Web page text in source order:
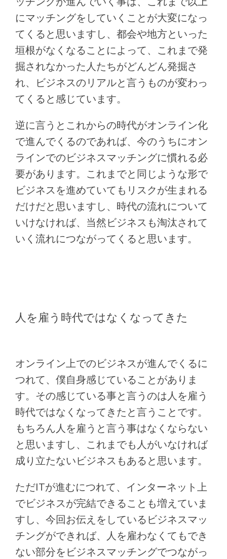
にマッチングをしていくことが大変になっ
てくると思いますし、都会や地方といった
垣根がなくなることによって、これまで発
掘されなかった人たちがどんどん発掘さ
れ、ビジネスのリアルと言うものが変わっ
てくると感じています。
逆に言うとこれからの時代がオンライン化
で進んでくるのであれば、今のうちにオン
ラインでのビジネスマッチングに慣れる必
要があります。これまでと同じような形で
ビジネスを進めていてもリスクが生まれる
だけだと思いますし、時代の流れについて
いけなければ、当然ビジネスも淘汰されて
いく流れにつながってくると思います。
人を雇う時代ではなくなってきた
オンライン上でのビジネスが進んでくるに
つれて、僕自身感じていることがありま
す。その感じている事と言うのは人を雇う
時代ではなくなってきたと言うことです。
もちろん人を雇うと言う事はなくならない
と思いますし、これまでも人がいなければ
成り立たないビジネスもあると思います。
ただITが進むにつれて、インターネット上
でビジネスが完結できることも増えていま
すし、今回お伝えをしているビジネスマッ
チングができれば、人を雇わなくてもでき
ない部分をビジネスマッチングでつながっ